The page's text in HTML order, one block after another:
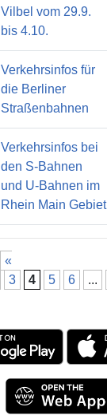
Vilbel vom 29.9.
bis 4.10.
Verkehrsinfos für
die Berliner
Straßenbahnen
Verkehrsinfos bei
den S-Bahnen
und U-Bahnen im
Rhein Main Gebiet
«
3 4 5 6 ...